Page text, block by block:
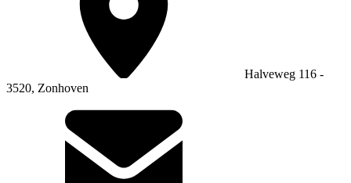
Halveweg 116 -
3520, Zonhoven